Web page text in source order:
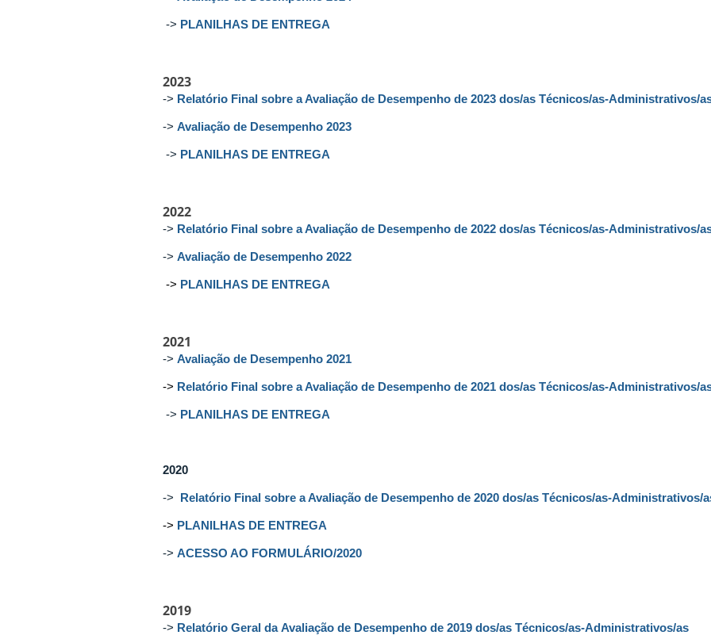
-> PLANILHAS DE ENTREGA
2023
-> Relatório Final sobre a Avaliação de Desempenho de 2023 dos/as Técnicos/as-Administrativos/
-> Avaliação de Desempenho 2023
-> PLANILHAS DE ENTREGA
2022
-> Relatório Final sobre a Avaliação de Desempenho de 2022 dos/as Técnicos/as-Administrativos/
-> Avaliação de Desempenho 2022
-> PLANILHAS DE ENTREGA
2021
-> Avaliação de Desempenho 2021
-> Relatório Final sobre a Avaliação de Desempenho de 2021 dos/as Técnicos/as-Administrativos/
-> PLANILHAS DE ENTREGA
2020
-> Relatório Final sobre a Avaliação de Desempenho de 2020 dos/as Técnicos/as-Administrativos/
-> PLANILHAS DE ENTREGA
-> ACESSO AO FORMULÁRIO/2020
2019
-> Relatório Geral da Avaliação de Desempenho de 2019 dos/as Técnicos/as-Administrativos/as